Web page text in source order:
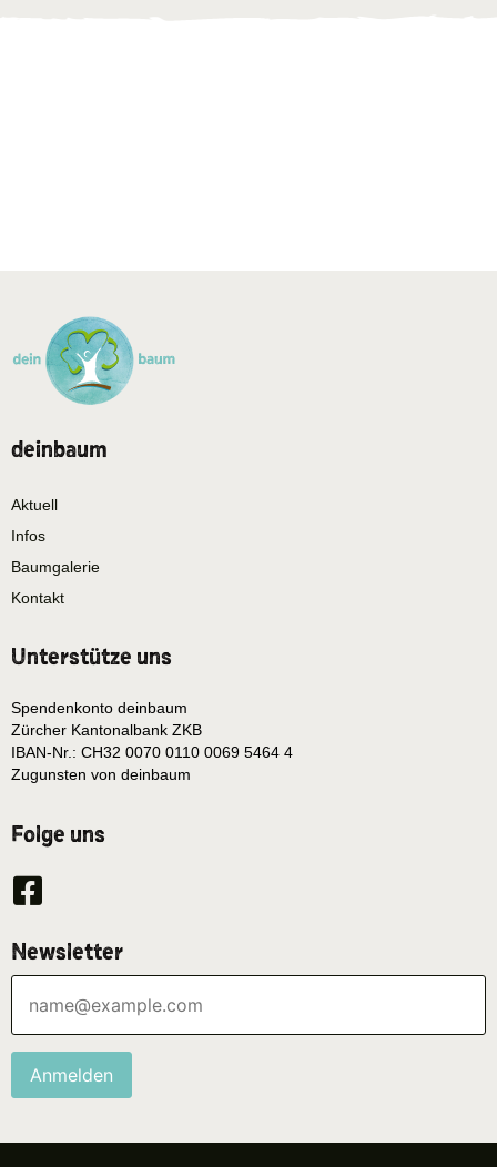
deinbaum
Aktuell
Infos
Baumgalerie
Kontakt
Unterstütze uns
Spendenkonto deinbaum
Zürcher Kantonalbank ZKB
IBAN-Nr.: CH32 0070 0110 0069 5464 4
Zugunsten von deinbaum
Folge uns
Newsletter
Anmelden